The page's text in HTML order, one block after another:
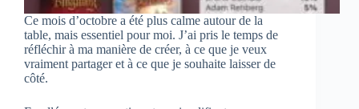
Ce mois d’octobre a été plus calme autour de la
table, mais essentiel pour moi. J’ai pris le temps de
réfléchir à ma manière de créer, à ce que je veux
vraiment partager et à ce que je souhaite laisser de
côté.